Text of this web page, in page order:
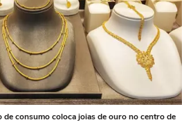
consumo coloca joias de ouro no centro de